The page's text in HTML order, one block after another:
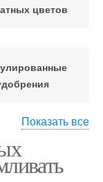
цветов
средства
Показать все